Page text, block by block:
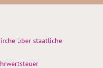
über staatliche